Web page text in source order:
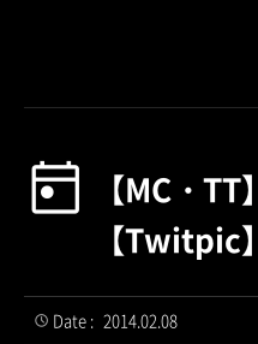
【MC・
【Twitpic】
Date : 2014.02.08